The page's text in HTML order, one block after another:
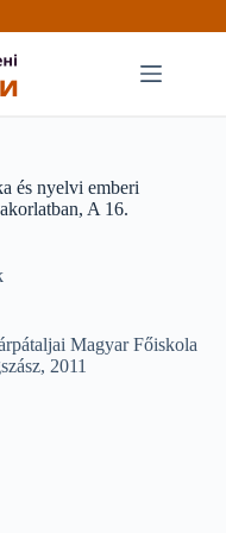
és nyelvi emberi
A 16.
Magyar Főiskola
2011